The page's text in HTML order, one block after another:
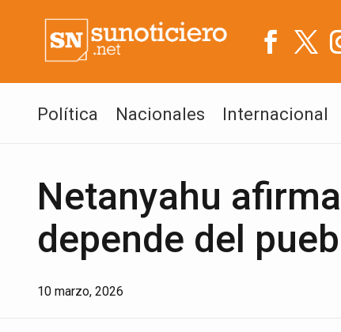
Política Nacionales Internacional
Netanyahu
depende del
10 marzo, 2026